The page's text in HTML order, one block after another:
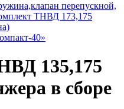
перепускной,
ТНВД 173,175
40»
135,175
в сборе